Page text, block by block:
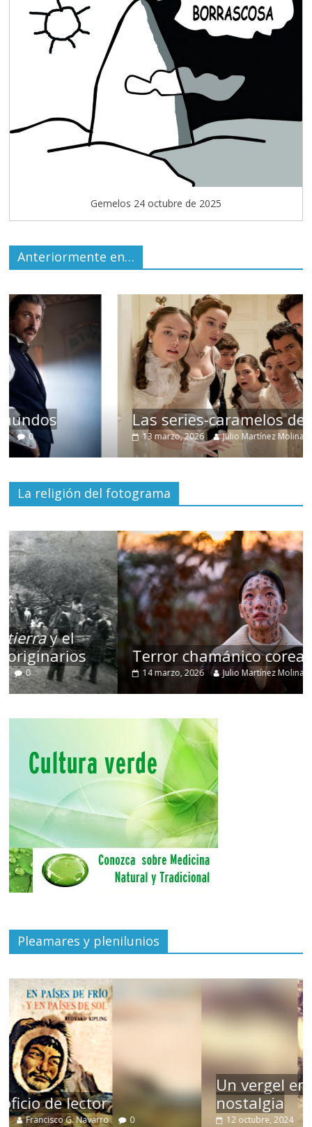
Gemelos 24 octubre de 2025
Anteriormente en…
Las series-caramelos de Shondaland
13 marzo, 2026 Julio Martínez Molina 0
La religión del fotograma
Terror chamánico coreano
14 marzo, 2026 Julio Martínez Molina 0
Pleamares y plenilunios
Un vergel en las nieblas de la
nostalgia
12 octubre, 2024 Francisco G. Navarro 0